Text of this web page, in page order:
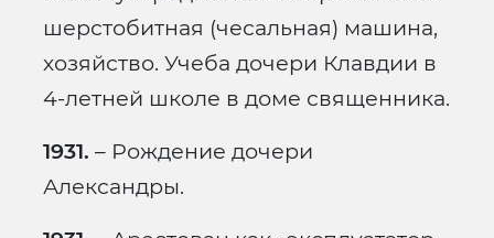
шерстобитная (чесальная) машина,
хозяйство. Учеба дочери Клавдии в
4-летней школе в доме священника.
1931. – Рождение дочери
Александры.